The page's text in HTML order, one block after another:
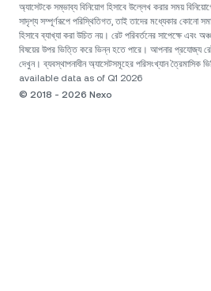
অ্যাসেটকে সম্ভাব্য বিনিয়োগ হিসাবে উল্লেখ করার সময়
সাদৃশ্য সম্পূর্ণরূপে পরিস্থিতিগত, তাই তাদের মধ্যেকার কোনো
হিসাবে ব্যাখ্যা করা উচিত নয়। রেট পরিবর্তনের সাপেক্ষে এবং
বিষয়ের উপর ভিত্তি করে ভিন্ন হতে পারে। আপনার প্রযোজ্য
দেখুন। ব্যবস্থাপনাধীন অ্যাসেটসমূহের পরিসংখ্যান
available data as of Q1 2026
© 2018 - 2026 Nexo